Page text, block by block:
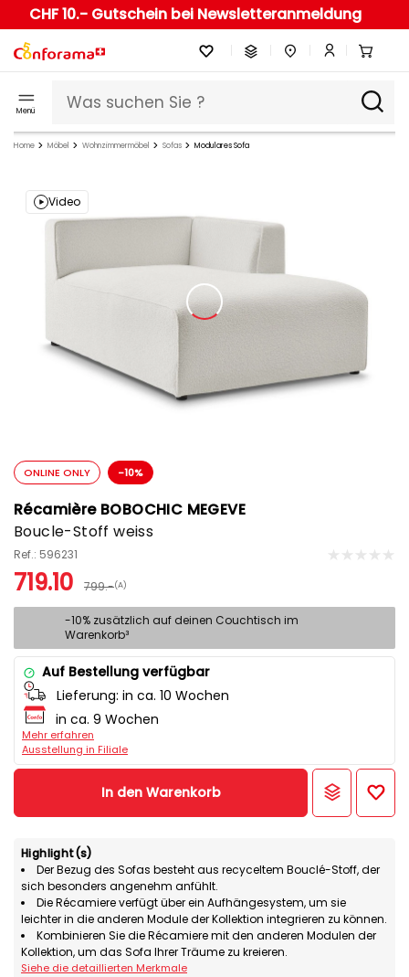
CHF 10.- Gutschein bei Newsletteranmeldung
Menü
Home Möbel Wohnzimmermöbel Sofas Modulares Sofa
Video
ONLINE ONLY -10%
Récamière BOBOCHIC MEGEVE
Boucle-Stoff weiss
Ref.: 596231
719.10 799.-(A)
-10% zusätzlich auf deinen Couchtisch im
Warenkorb³
Auf Bestellung verfügbar
Lieferung: in ca. 10 Wochen
in ca. 9 Wochen
Mehr erfahren
Ausstellung in Filiale
In den Warenkorb
Highlight(s)
Der Bezug des Sofas besteht aus recyceltem Bouclé-Stoff, der
sich besonders angenehm anfühlt.
Die Récamiere verfügt über ein Aufhängesystem, um sie
leichter in die anderen Module der Kollektion integrieren zu können.
Kombinieren Sie die Récamiere mit den anderen Modulen der
Kollektion, um das Sofa Ihrer Träume zu kreieren.
Siehe die detaillierten Merkmale